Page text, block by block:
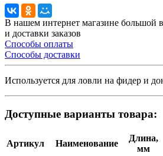
В нашем интернет магазине большой
и доставки заказов
Способы оплаты
Способы доставки
Используется для ловли на фидер и
Доступные варианты товара:
Артикул Наименование
Длина,
мм